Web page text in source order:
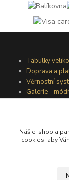
Tabulky
Doprava a
Věrnostní
Galerie -
Podmínky
Obchodní
Náš e-shop a
cookies, aby